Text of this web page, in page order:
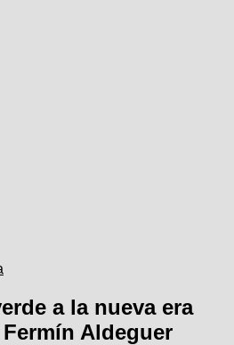
a la nueva era
Aldeguer